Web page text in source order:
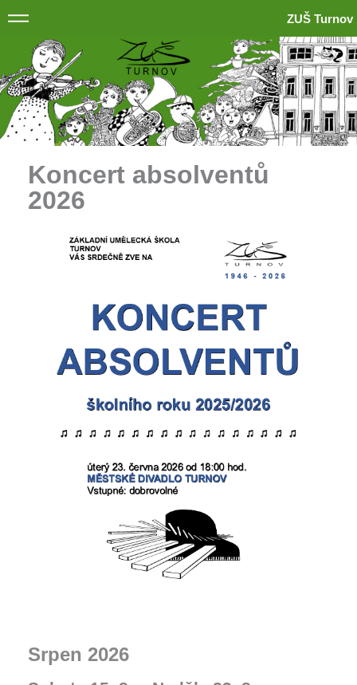
ZUŠ Turnov
Koncert absolventů
2026
Srpen 2026